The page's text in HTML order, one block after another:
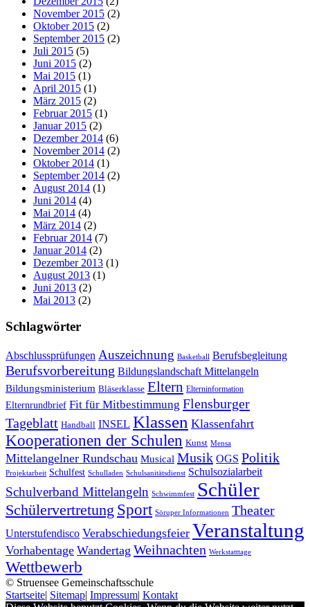
November 2015 (2)
Oktober 2015 (2)
September 2015 (2)
Juli 2015 (5)
Juni 2015 (2)
Mai 2015 (1)
April 2015 (1)
März 2015 (2)
Februar 2015 (1)
Januar 2015 (2)
Dezember 2014 (6)
November 2014 (2)
Oktober 2014 (1)
September 2014 (2)
August 2014 (1)
Juni 2014 (4)
Mai 2014 (4)
März 2014 (2)
Februar 2014 (7)
Januar 2014 (2)
Dezember 2013 (1)
August 2013 (1)
Juni 2013 (2)
Mai 2013 (2)
Schlagwörter
Abschlussprüfungen Auszeichnung Basketball Berufsbegleitung
Berufsvorbereitung Bildungslandschaft Mittelangeln
Bildungsministerium Bläserklasse Eltern Elterninformation
Elternrundbrief Fit für Mitbestimmung Flensburger
Tageblatt Handball INSEL Klassen Klassenfahrt
Kooperationen der Schulen Kunst Mensa
Mittelangelner Rundschau Musical Musik OGS Politik
Projektarbeit Schulfest Schulladen Schulsanitätsdienst Schulsozialarbeit
Schulverband Mittelangeln Schwimmfest Schüler
Schülervertretung Sport Söruper Informationen Theater
Unterstufendisco Verabschiedungsfeier Veranstaltung
Vorhabentage Wandertag Weihnachten Werkstatttage
Wettbewerb
© Struensee Gemeinschaftsschule
Startseite| Sitemap| Impressum| Kontakt